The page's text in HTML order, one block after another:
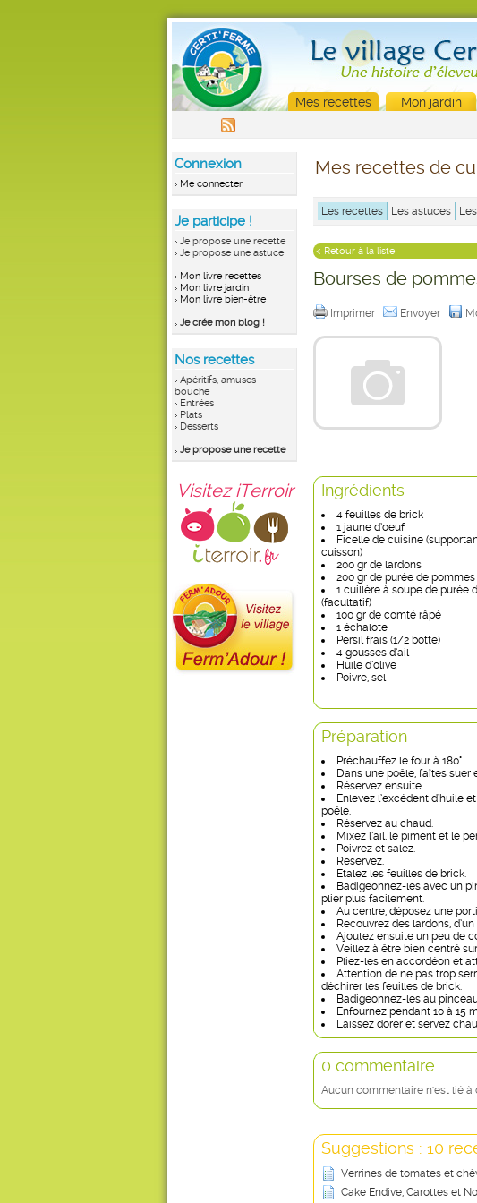
Mes recettes Mon jardin
Connexion
Me connecter
Je participe !
Je propose une recette
Je propose une astuce
Mon livre recettes
Mon livre jardin
Mon livre bien-être
Je crée mon blog !
Nos recettes
Apéritifs, amuses
bouche
Entrées
Plats
Desserts
Je propose une recette
Visitez iTerroir
Mes recettes de
Les recettes Les astuces
< Retour à la liste
Bourses de
Imprimer Envoyer
Ingrédients
4 feuilles de brick
1 jaune d’oeuf
Ficelle de cuisine
cuisson)
200 gr de lardons
200 gr de purée de
1 cuillère à soupe de purée
(facultatif)
100 gr de comté râpé
1 échalote
Persil frais (1/2 botte)
4 gousses d’ail
Huile d’olive
Poivre, sel
Préparation
Préchauffez le four à 180°.
Dans une poêle, faîtes suer
Réservez ensuite.
Enlevez l’excédent d’huile
poêle.
Réservez au chaud.
Mixez l’ail, le piment et le
Poivrez et salez.
Réservez.
Etalez les feuilles de brick.
Badigeonnez-les avec un
plier plus facilement.
Au centre, déposez une
Recouvrez des lardons,
Ajoutez ensuite un peu de
Veillez à être bien centré
Pliez-les en accordéon et
Attention de ne pas trop
déchirer les feuilles de brick.
Badigeonnez-les au
Enfournez pendant 10 à 15
Laissez dorer et servez
0 commentaire
Aucun commentaire n'est lié à
Suggestions : 10
Verrines de tomates et
Cake Endive, Carottes et